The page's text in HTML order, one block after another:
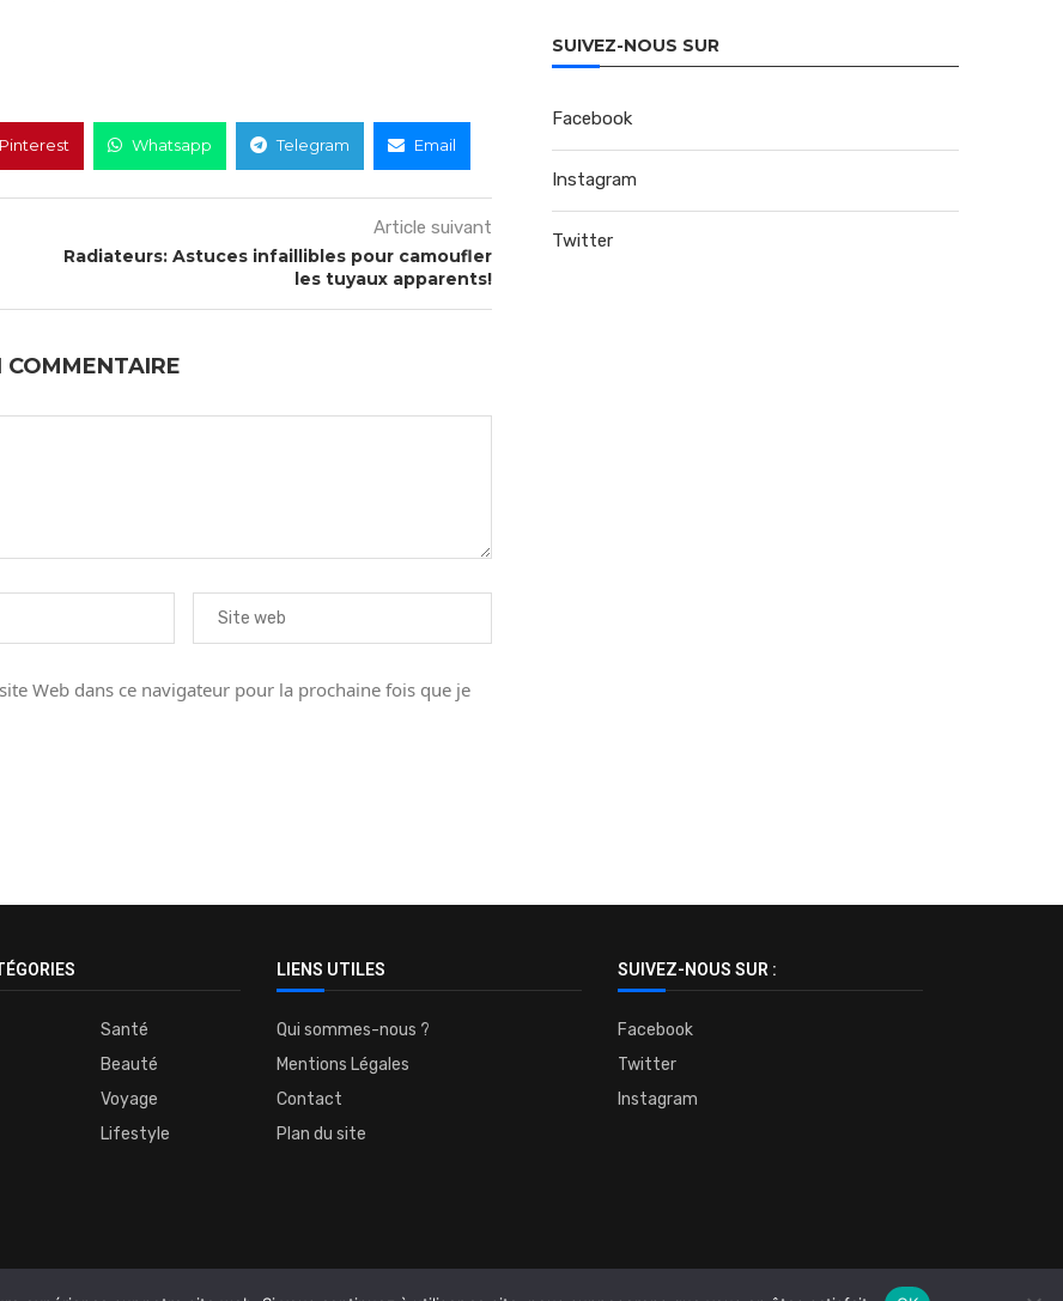
Pinterest Whatsapp Telegram Email
Article suivant
Radiateurs: Astuces infaillibles pour camoufler
les tuyaux apparents!
COMMENTAIRE
Web dans ce navigateur pour la prochaine fois que je
SUIVEZ-NOUS SUR
Facebook
Instagram
Twitter
Santé
Beauté
Voyage
Lifestyle
LIENS UTILES
Qui sommes-nous ?
Mentions Légales
Contact
Plan du site
SUIVEZ-NOUS SUR :
Facebook
Twitter
Instagram